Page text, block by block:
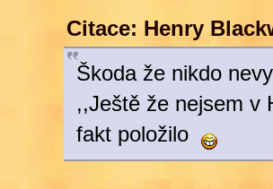
Citace: Henry
Škoda že nikdo
,,Ještě že nejsem v
fakt položilo